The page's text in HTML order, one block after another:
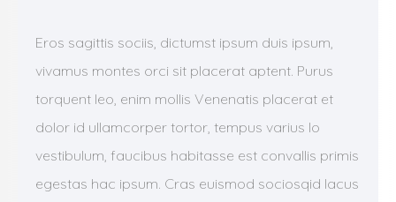
Eros sagittis sociis, dictumst ipsum duis ipsum,
vivamus montes orci sit placerat aptent. Purus
torquent leo, enim mollis Venenatis placerat et
dolor id ullamcorper tortor, tempus varius lo
vestibulum, faucibus habitasse est convallis primis
egestas hac ipsum. Cras euismod sociosqid lacus